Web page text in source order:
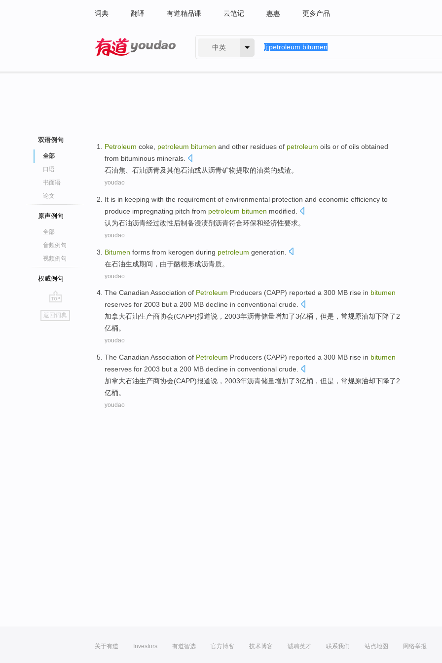
词典 翻译 有道精品课 云笔记 惠惠 更多产品
中英
双语例句
全部
口语
书面语
论文
原声例句
全部
音频例句
视频例句
权威例句
go
top
返回词典
Petroleum coke petroleum bitumen and other residues of petroleum oils or of oils obtained
from bituminous minerals
石油焦 、石油沥青及其他石油或从沥青矿物提取的油类的残渣。
youdao
It is in keeping with the requirement of environmental protection and economic efficiency to
produce impregnating pitch from petroleum bitumen modified
认为石油沥青经过改性后制备浸渍剂沥青符合环保和经济性要求。
youdao
Bitumen forms from kerogen during petroleum generation
在石油生成期间， 由于酪根形成沥青质。
youdao
The Canadian Association of Petroleum Producers (CAPP) reported a 300 MB rise in bitumen
reserves for 2003 but a 200 MB decline in conventional crude.
加拿大石油生产商协会(CAPP)报道说 ，2003年沥青储量增加了3亿桶 ， 但是 ， 常规原油却下降了2
亿桶。
youdao
The Canadian Association of Petroleum Producers (CAPP) reported a 300 MB rise in bitumen
reserves for 2003 but a 200 MB decline in conventional crude
加拿大石油生产商协会(CAPP)报道说 ，2003年沥青储量增加了3亿桶 ， 但是 ， 常规原油却下降了2
亿桶。
youdao
关于有道 Investors 有道智选 官方博客 技术博客 诚聘英才 联系我们 站点地图 网络举报